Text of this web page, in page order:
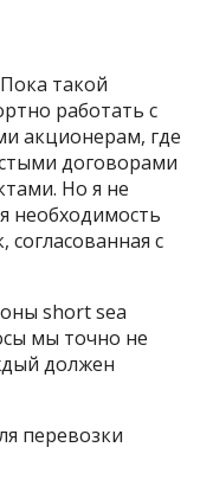
такой
работать с
акционерам, где
договорами
Но я не
необходимость
согласованная с
short sea
мы точно не
должен
перевозки